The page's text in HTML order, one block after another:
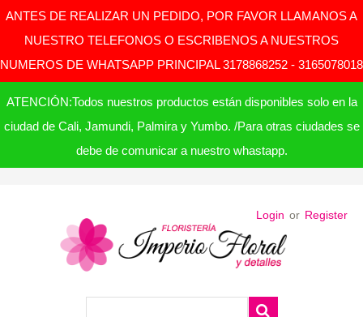
ANTES DE REALIZAR UN PEDIDO, POR FAVOR LLAMANOS A
NUESTRO TELEFONOS O ESCRIBENOS A NUESTROS
NUMEROS DE WHATSAPP PRINCIPAL 3178868252 - 3165078018
ATENCIÓN:Todos nuestros productos están disponibles solo en la
ciudad de Cali, Jamundi, Palmira y Yumbo. /Para otras ciudades se
debe de comunicar a nuestro whastapp.
Login or Register